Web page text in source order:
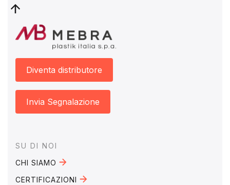
Diventa distributore
Invia Segnalazione
Footer
SU DI NOI
CHI SIAMO
CERTIFICAZIONI